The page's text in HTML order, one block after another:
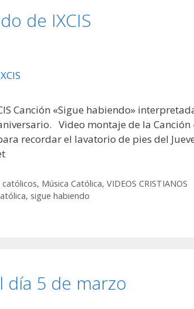
de IXCIS
Canción «Sigue habiendo»
Video montaje de la
recordar el lavatorio de pies del
, Música Católica,VIDEOS CRISTIANOS
, sigue habiendo
día 5 de marzo